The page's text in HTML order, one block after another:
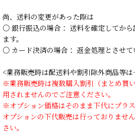
尚、送料の変更があった際は
○ 銀行振込の場合： 送料を確定してか
ます。
○ カード決済の場合： 返金処理とさせて
<業務販売時は配送料や割引除外商品等
※業務販売時は複数購入割引（まとめ買
用されませんのでご注意ください。
※オプション価格はそのまま下代にプラス
オプションの下代販売は行っておりませ
さい。